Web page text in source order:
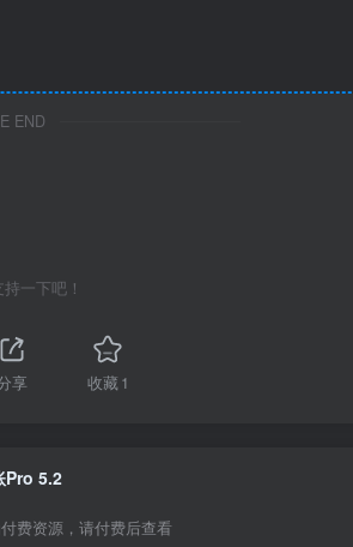
END
一下吧！
享 收藏1
Pro 5.2
费资源，请付费后查看